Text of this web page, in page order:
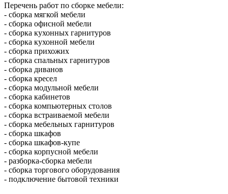
Перечень работ по сборке мебели:
- сборка мягкой мебели
- сборка офисной мебели
- сборка кухонных гарнитуров
- сборка кухонной мебели
- сборка прихожих
- сборка спальных гарнитуров
- сборка диванов
- сборка кресел
- сборка модульной мебели
- сборка кабинетов
- сборка компьютерных столов
- сборка встраиваемой мебели
- сборка мебельных гарнитуров
- сборка шкафов
- сборка шкафов-купе
- сборка корпусной мебели
- разборка-сборка мебели
- сборка торгового оборудования
- подключение бытовой техники